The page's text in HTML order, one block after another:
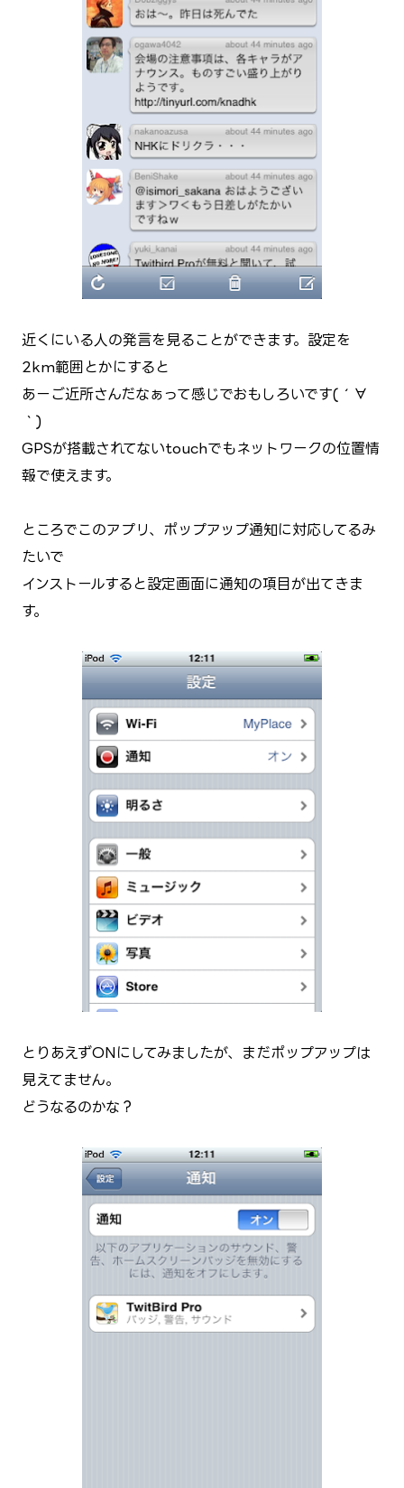
近くにいる人の発言を見ることができます。設定を
2km範囲とかにすると
あーご近所さんだなぁって感じでおもしろいです(´∀
｀)
GPSが搭載されてないtouchでもネットワークの位置情
報で使えます。
ところでこのアプリ、ポップアップ通知に対応してるみ
たいで
インストールすると設定画面に通知の項目が出てきま
す。
とりあえずONにしてみましたが、まだポップアップは
見えてません。
どうなるのかな？